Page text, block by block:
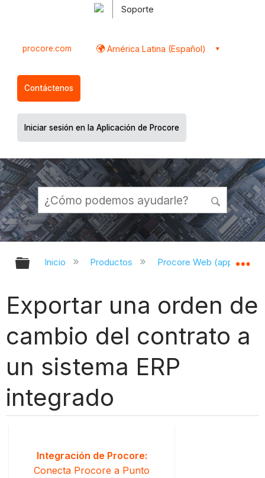
Soporte
procore.com América Latina (Español)
Contáctenos
Iniciar sesión en la Aplicación de Procore
Expandir/contraer jerarquía global
Inicio Productos Procore Web
Exportar una orden de
cambio del contrato a
un sistema ERP
integrado
Integración de Procore:
Conecta Procore a Punto